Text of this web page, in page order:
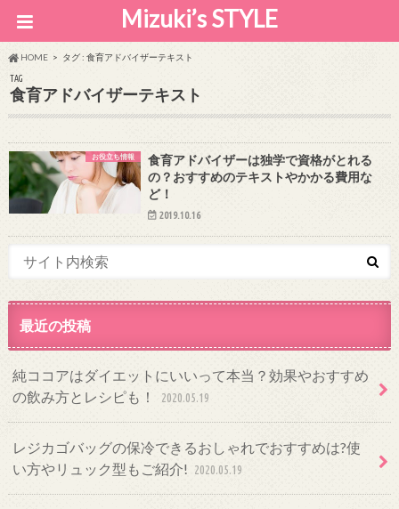
Mizuki’s STYLE
HOME タグ : 食育アドバイザーテキスト
TAG
食育アドバイザーテキスト
お役立ち情報
食育アドバイザーは独学で資格がとれる
の？おすすめのテキストやかかる費用な
ど！
2019.10.16
最近の投稿
純ココアはダイエットにいいって本当？効果やおすすめ
の飲み方とレシピも！
2020.05.19
レジカゴバッグの保冷できるおしゃれでおすすめは?使
い方やリュック型もご紹介!
2020.05.19